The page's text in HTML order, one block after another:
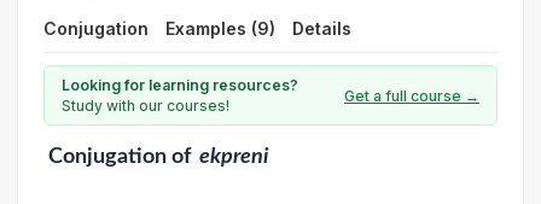
Conjugation Examples (9) Details
Looking for learning resources?
Study with our courses!
Get a full course →
Conjugationof ekpreni